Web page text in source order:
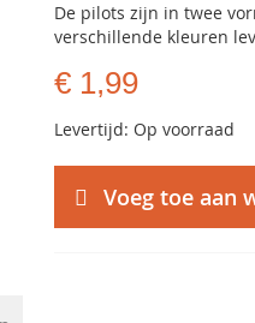
De pilots zijn in twee
verschillende kleuren
€ 1,99
Levertijd: Op voorraad
Voeg toe aan